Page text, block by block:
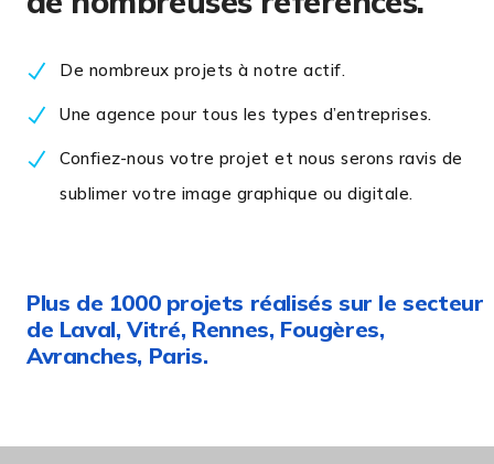
De nombreux projets à notre actif.
Une agence pour tous les types d’entreprises.
Confiez-nous votre projet et nous serons ravis de
sublimer votre image graphique ou digitale.
Plus de 1000 projets réalisés sur le secteur
de Laval, Vitré, Rennes, Fougères,
Avranches, Paris.